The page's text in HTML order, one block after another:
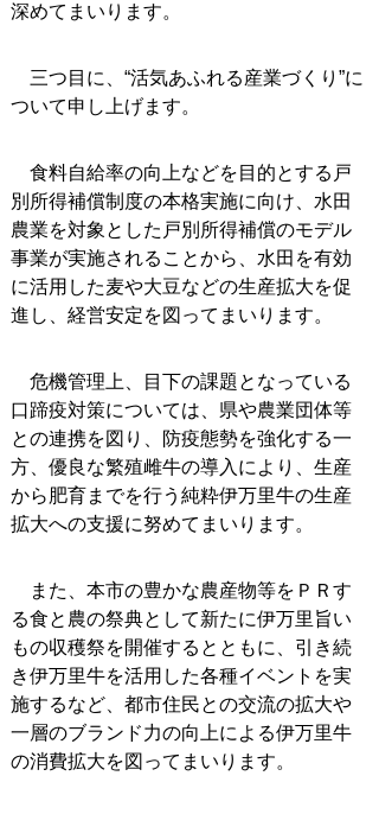
深めてまいります。
三つ目に、“活気あふれる産業づくり”に
ついて申し上げます。
食料自給率の向上などを目的とする戸
別所得補償制度の本格実施に向け、水田
農業を対象とした戸別所得補償のモデル
事業が実施されることから、水田を有効
に活用した麦や大豆などの生産拡大を促
進し、経営安定を図ってまいります。
危機管理上、目下の課題となっている
口蹄疫対策については、県や農業団体等
との連携を図り、防疫態勢を強化する一
方、優良な繁殖雌牛の導入により、生産
から肥育までを行う純粋伊万里牛の生産
拡大への支援に努めてまいります。
また、本市の豊かな農産物等をＰＲす
る食と農の祭典として新たに伊万里旨い
もの収穫祭を開催するとともに、引き続
き伊万里牛を活用した各種イベントを実
施するなど、都市住民との交流の拡大や
一層のブランド力の向上による伊万里牛
の消費拡大を図ってまいります。